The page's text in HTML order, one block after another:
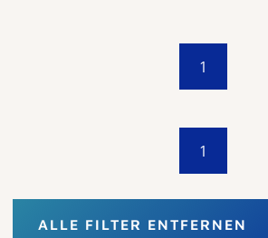
1
1
ALLE FILTER ENTFERNEN